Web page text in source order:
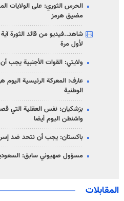
الحرس الثوري: على الولايات
مضيق هرمز
شاهد..فيديو من قائد الثورة
لأول مرة
ولايتي: القوات الأجنبية يجب
عارف: المعركة الرئيسية اليوم
الوطنية
بزشكيان: نفس العقلية التي
واشنطن اليوم أيضا
باكستان: يجب أن نتحد ضد
مسؤول صهيوني سابق:
المقابلات